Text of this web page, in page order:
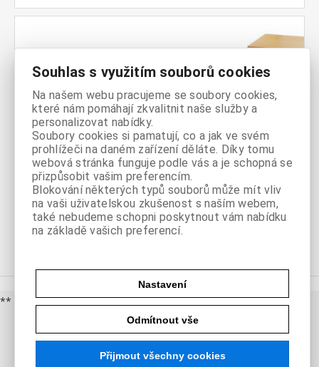
Noční
stolky
Komody
** cena doporučená dodavatelem
Souhlas s využitím souborů cookies
Na našem webu pracujeme se soubory cookies,
které nám pomáhají zkvalitnit naše služby a
personalizovat nabídky.
Soubory cookies si pamatují, co a jak ve svém
prohlížeči na daném zařízení děláte. Díky tomu
webová stránka funguje podle vás a je schopná se
přizpůsobit vašim preferencím.
Blokování některých typů souborů může mít vliv
na vaši uživatelskou zkušenost s naším webem,
také nebudeme schopni poskytnout vám nabídku
na základě vašich preferencí.
Nastavení
Odmítnout vše
Přijmout všechny cookies